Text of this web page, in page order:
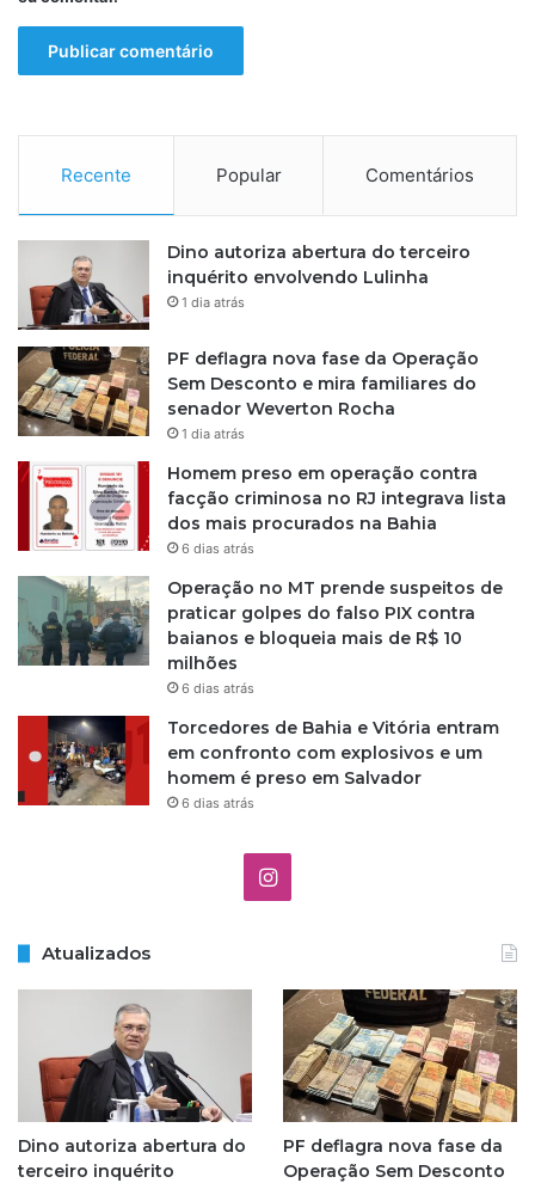
Recente Popular Comentários
Dino autoriza abertura do terceiro
inquérito envolvendo Lulinha
1 dia atrás
PF deflagra nova fase da Operação
Sem Desconto e mira familiares do
senador Weverton Rocha
1 dia atrás
Homem preso em operação contra
facção criminosa no RJ integrava lista
dos mais procurados na Bahia
6 dias atrás
Operação no MT prende suspeitos de
praticar golpes do falso PIX contra
baianos e bloqueia mais de R$ 10
milhões
6 dias atrás
Torcedores de Bahia e Vitória entram
em confronto com explosivos e um
homem é preso em Salvador
6 dias atrás
I
t
a
g
r
Atualizados
Dino autoriza abertura do
terceiro inquérito
PF deflagra nova fase da
Operação Sem Desconto